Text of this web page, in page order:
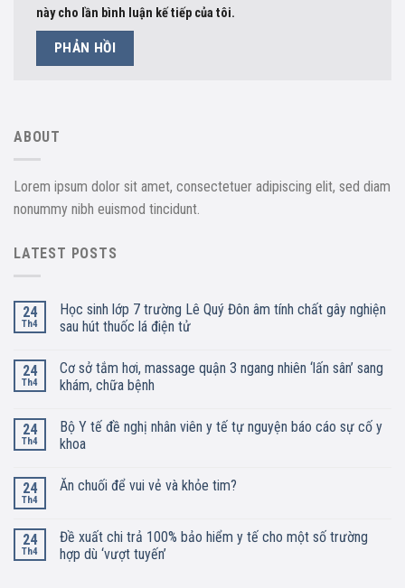
này cho lần bình luận kế tiếp của tôi.
ABOUT
Lorem ipsum dolor sit amet, consectetuer adipiscing elit, sed diam
nonummy nibh euismod tincidunt.
LATEST POSTS
24
Th4
Học sinh lớp 7 trường Lê Quý Đôn âm tính chất gây nghiện
sau hút thuốc lá điện tử
24
Th4
Cơ sở tắm hơi, massage quận 3 ngang nhiên ‘lấn sân’ sang
khám, chữa bệnh
24
Th4
Bộ Y tế đề nghị nhân viên y tế tự nguyện báo cáo sự cố y
khoa
24
Th4
Ăn chuối để vui vẻ và khỏe tim?
24
Th4
Đề xuất chi trả 100% bảo hiểm y tế cho một số trường
hợp dù ‘vượt tuyến’